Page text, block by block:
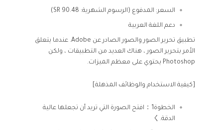
السعر: المدفوع (الرسوم الشهرية: SR 90.48)
دعم اللغة العربية
تطبيق تحرير الصور والصور الصادر عن Adobe. عندما يتعلق
الأمر بتحرير الصور ، هناك العديد من التطبيقات ، ولكن
Photoshop يحتوي على معظم الميزات.
[كيفية الاستخدام والوظائف المذهلة]
الخطوة1：افتح الصورة التي تريد أن تجعلها عالية
الدقة.く